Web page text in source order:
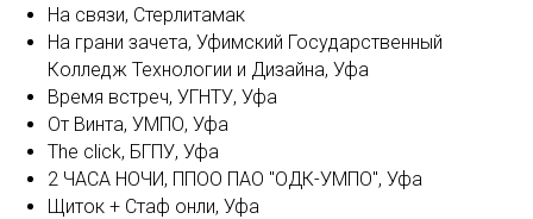
На связи, Стерлитамак
На грани зачета, Уфимский Государственный
Колледж Технологии и Дизайна, Уфа
Время встреч, УГНТУ, Уфа
От Винта, УМПО, Уфа
The click, БГПУ, Уфа
2 ЧАСА НОЧИ, ППОО ПАО "ОДК-УМПО", Уфа
Щиток + Стаф онли, Уфа